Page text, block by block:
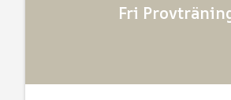
Fri